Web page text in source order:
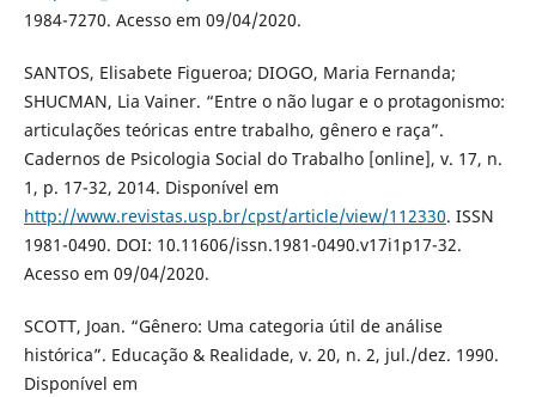
1984-7270. Acesso em 09/04/2020.
SANTOS, Elisabete Figueroa; DIOGO, Maria Fernanda;
SHUCMAN, Lia Vainer. “Entre o não lugar e o protagonismo:
articulações teóricas entre trabalho, gênero e raça”.
Cadernos de Psicologia Social do Trabalho [online], v. 17, n.
1, p. 17-32, 2014. Disponível em
http://www.revistas.usp.br/cpst/article/view/112330. ISSN
1981-0490. DOI: 10.11606/issn.1981-0490.v17i1p17-32.
Acesso em 09/04/2020.
SCOTT, Joan. “Gênero: Uma categoria útil de análise
histórica”. Educação & Realidade, v. 20, n. 2, jul./dez. 1990.
Disponível em